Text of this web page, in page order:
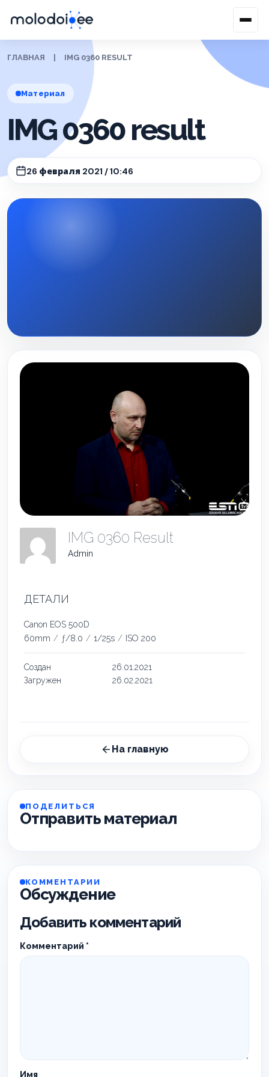
ГЛАВНАЯ IMG 0360 RESULT
Материал
IMG 0360 result
26 февраля 2021 / 10:46
IMG 0360 Result
Admin
ДЕТАЛИ
Canon EOS 500D
60mm / ƒ/8.0 / 1/25s / ISO 200
Создан
26.01.2021
Загружен
26.02.2021
На главную
ПОДЕЛИТЬСЯ
Отправить материал
КОММЕНТАРИИ
Обсуждение
Добавить комментарий
Комментарий *
Имя